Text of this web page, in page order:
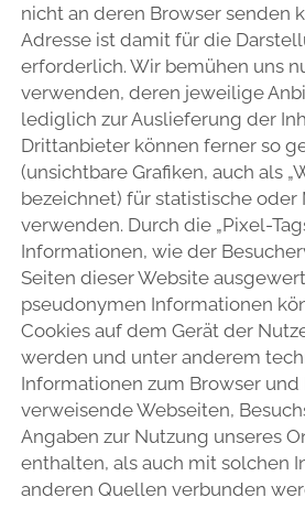
nicht an deren Browser senden
Adresse ist damit für die
erforderlich. Wir bemühen uns
verwenden, deren jeweilige
lediglich zur Auslieferung der
Drittanbieter können ferner so
(unsichtbare Grafiken, auch als
bezeichnet) für statistische
verwenden. Durch die „Pixel-
Informationen, wie der
Seiten dieser Website
pseudonymen Informationen
Cookies auf dem Gerät der
werden und unter anderem
Informationen zum Browser und
verweisende Webseiten,
Angaben zur Nutzung unseres
enthalten, als auch mit solchen
anderen Quellen verbunden